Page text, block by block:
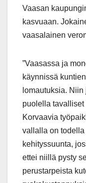
Vaasan
kasvuaan.
vaasalainen
”Vaasassa ja
käynnissä
lomautuksia.
puolella tavalliset
Korvaavia
vallalla on
kehityssuunta,
ettei niillä pysty
perustarpeista